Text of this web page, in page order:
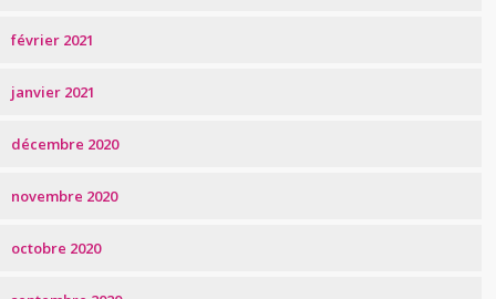
février 2021
janvier 2021
décembre 2020
novembre 2020
octobre 2020